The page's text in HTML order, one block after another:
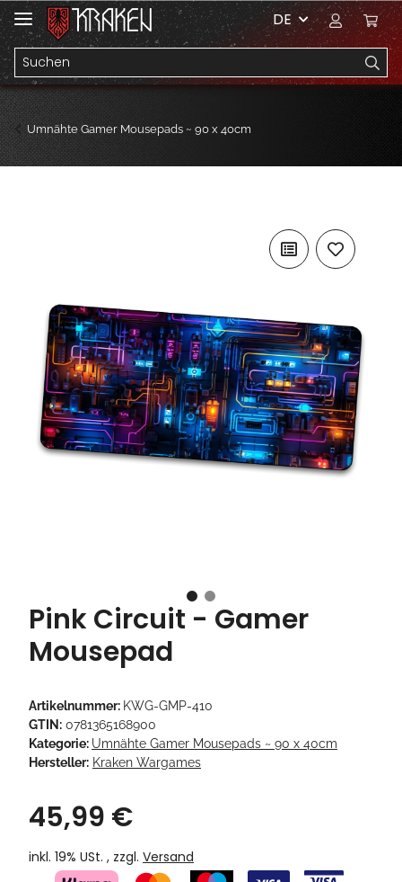
DE
Umnähte Gamer Mousepads ~ 90 x 40cm
Pink Circuit - Gamer
Mousepad
Artikelnummer: KWG-GMP-410
GTIN: 0781365168900
Kategorie: Umnähte Gamer Mousepads ~ 90 x 40cm
Hersteller: Kraken Wargames
45,99 €
inkl. 19% USt. , zzgl. Versand